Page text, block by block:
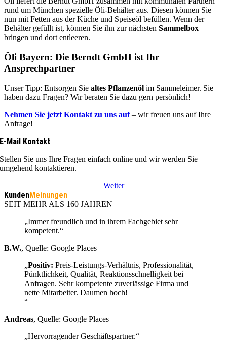
rund um München spezielle Öli-Behälter aus. Diesen können Sie
nun mit Fetten aus der Küche und Speiseöl befüllen. Wenn der
Behälter gefüllt ist, können Sie ihn zur nächsten Sammelbox
bringen und dort entleeren.
Öli Bayern: Die Berndt GmbH ist Ihr
Ansprechpartner
Unser Tipp: Entsorgen Sie altes Pflanzenöl im Sammeleimer. Sie
haben dazu Fragen? Wir beraten Sie dazu gern persönlich!
Nehmen Sie jetzt Kontakt zu uns auf– wir freuen uns auf Ihre
Anfrage!
E-Mail Kontakt
Stellen Sie uns Ihre Fragen einfach online und wir werden Sie
umgehend kontaktieren.
Weiter
KundenMeinungen
SEIT MEHR ALS 160 JAHREN
„Immer freundlich und in ihrem Fachgebiet sehr
kompetent.“
B.W., Quelle: Google Places
„Positiv: Preis-Leistungs-Verhältnis, Professionalität,
Pünktlichkeit, Qualität, Reaktionsschnelligkeit bei
Anfragen. Sehr kompetente zuverlässige Firma und
nette Mitarbeiter. Daumen hoch!
“
Andreas, Quelle: Google Places
„Hervorragender Geschäftspartner.“